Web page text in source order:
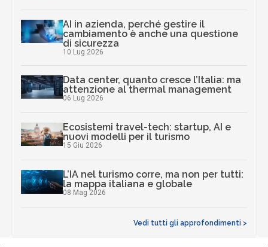
AI in azienda, perché gestire il
cambiamento è anche una questione
di sicurezza
10 Lug 2026
Data center, quanto cresce l’Italia: ma
attenzione al thermal management
06 Lug 2026
Ecosistemi travel-tech: startup, AI e
nuovi modelli per il turismo
15 Giu 2026
L’IA nel turismo corre, ma non per tutti:
la mappa italiana e globale
08 Mag 2026
Vedi tutti gli approfondimenti >